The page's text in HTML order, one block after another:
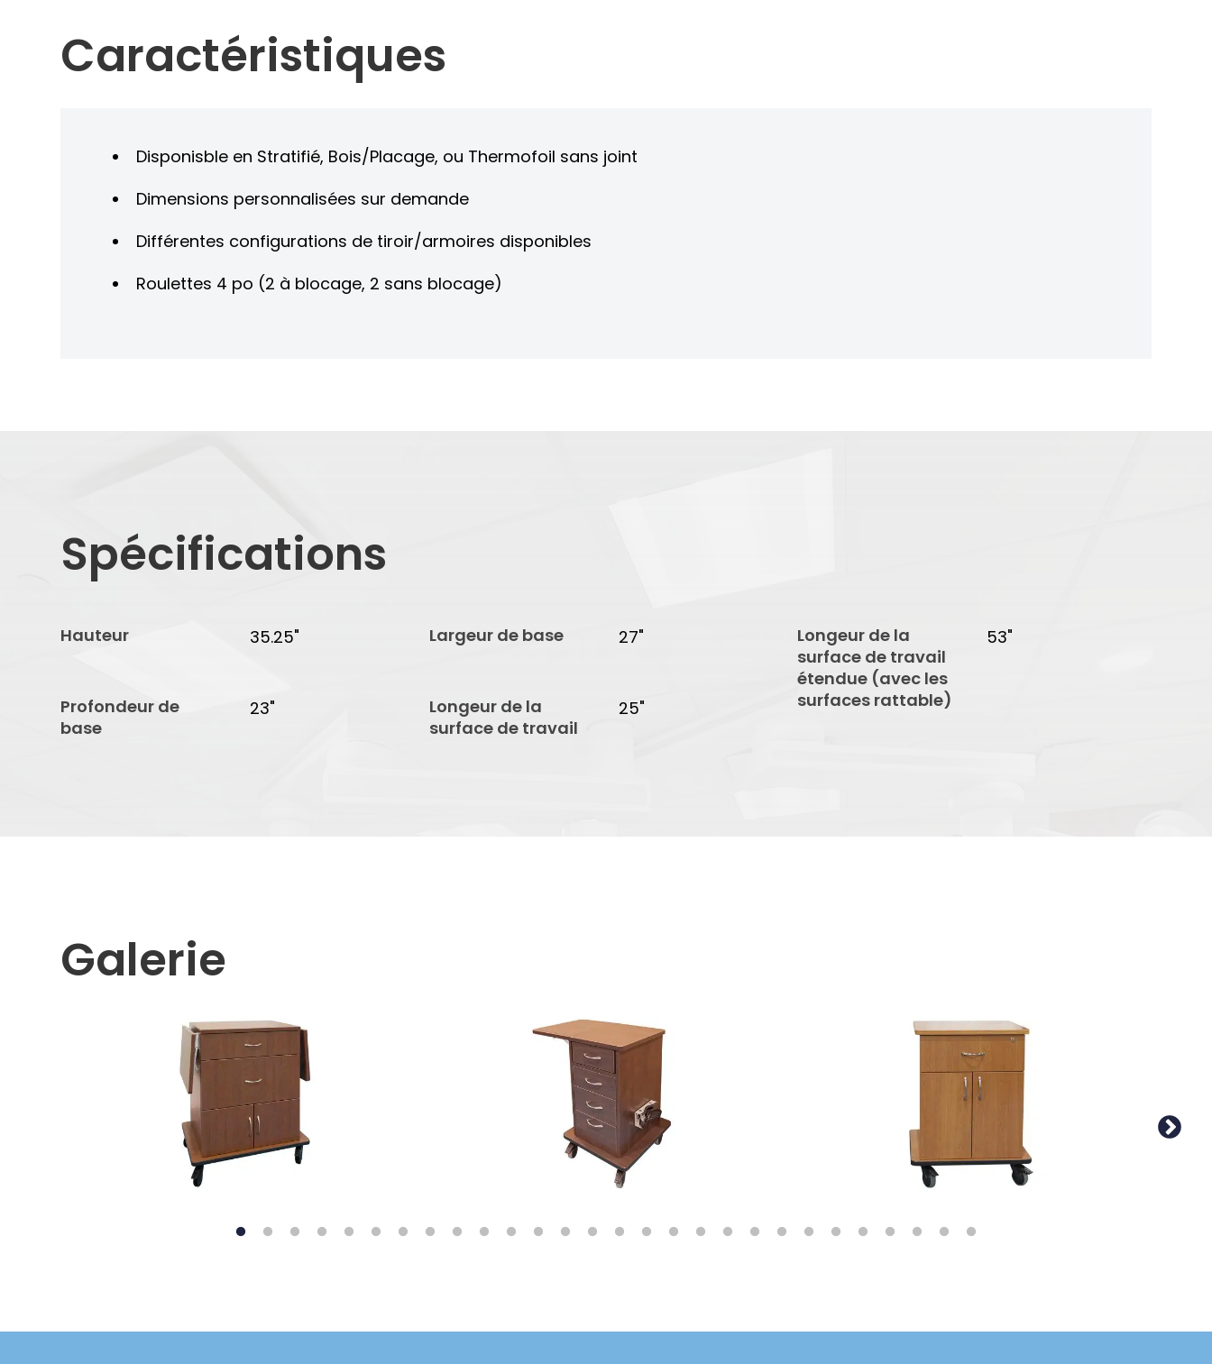
Caractéristiques
Disponisble en Stratifié, Bois/Placage, ou Thermofoil sans joint
Dimensions personnalisées sur demande
Différentes configurations de tiroir/armoires disponibles
Roulettes 4 po (2 à blocage, 2 sans blocage)
Spécifications
Hauteur 35.25"
Profondeur de
base
23"
Largeur de base 27"
Longeur de la
surface de travail
25"
Longeur de la
surface de travail
étendue (avec les
surfaces rattable)
53"
Galerie